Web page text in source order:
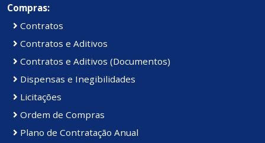
Compras:
Contratos
Contratos e Aditivos
Contratos e Aditivos (Documentos)
Dispensas e Inegibilidades
Licitações
Ordem de Compras
Plano de Contratação Anual